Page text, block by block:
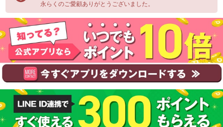
永らくのご愛顧ありがとうございました。